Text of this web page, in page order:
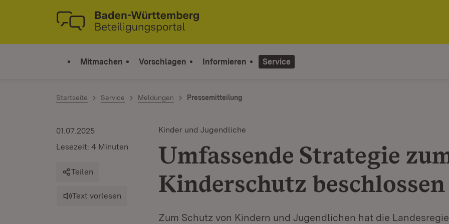
Zum Inhalt springen
Link zur Startseite
Mitmachen Vorschlagen Informieren Service
Startseite Service Meldungen Pressemitteilung
Kinder und Jugendliche
Umfassende Strategie
Kinderschutz beschlossen
Zum Schutz von Kindern und Jugendlichen hat die
01.07.2025
Lesezeit: 4 Minuten
Teilen
Text vorlesen